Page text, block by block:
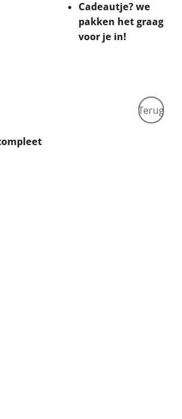
Cadeautje? we
pakken het graag
voor je in!
Terug